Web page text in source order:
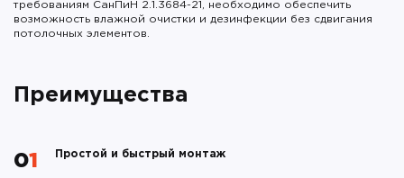
требованиям СанПиН 2.1.3684-21, необходимо обеспечить
возможность влажной очистки и дезинфекции без сдвигания
потолочных элементов.
Преимущества
01 Простой и быстрый монтаж